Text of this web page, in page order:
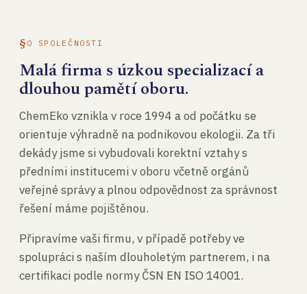
O SPOLEČNOSTI
Malá firma s úzkou specializací a
dlouhou pamětí oboru.
ChemEko vznikla v roce 1994 a od počátku se
orientuje výhradně na podnikovou ekologii. Za tři
dekády jsme si vybudovali korektní vztahy s
předními institucemi v oboru včetně orgánů
veřejné správy a plnou odpovědnost za správnost
řešení máme pojištěnou.
Připravíme vaši firmu, v případě potřeby ve
spolupráci s naším dlouholetým partnerem, i na
certifikaci podle normy ČSN EN ISO 14001.